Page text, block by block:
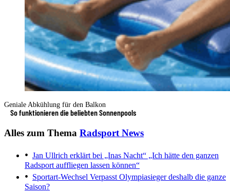
Geniale Abkühlung für den Balkon
So funktionieren die beliebten Sonnenpools
Alles zum Thema Radsport News
Jan Ullrich erklärt bei „Inas Nacht“ „Ich hätte den ganzen
Radsport auffliegen lassen können“
Sportart-Wechsel Verpasst Olympiasieger deshalb die ganze
Saison?